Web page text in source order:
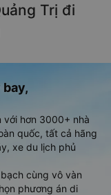
Trị đi
bay,
hơn 3000+ nhà
quốc, tất cả hãng
xe du lịch phủ
cùng vô vàn
phương án di